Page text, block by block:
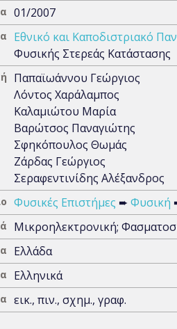
01/2007
Εθνικό και Καποδιστριακό
Φυσικής Στερεάς Κατάστασης
Παπαϊωάννου Γεώργιος
Λόντος Χαράλαμπος
Καλαμιώτου Μαρία
Βαρώτσος Παναγιώτης
Σφηκόπουλος Θωμάς
Ζάρδας Γεώργιος
Σεραφεντινίδης Αλέξανδρος
Φυσικές Επιστήμες ➨ Φυσική
Μικροηλεκτρονική;
Ελλάδα
Ελληνικά
εικ., πιν., σχημ., γραφ.